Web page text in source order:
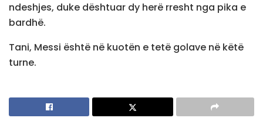
ndeshjes, duke dështuar dy herë rresht nga pika e
bardhë.
Tani, Messi është në kuotën e tetë golave në këtë
turne.